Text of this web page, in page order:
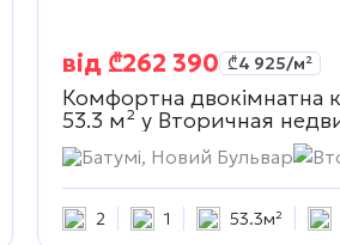
від ₾262 390 ₾4 925/м²
Комфортна двокімнатна
53.3 м² уВторичная
Батумі, Новий Бульвар
2 1 53.3м²